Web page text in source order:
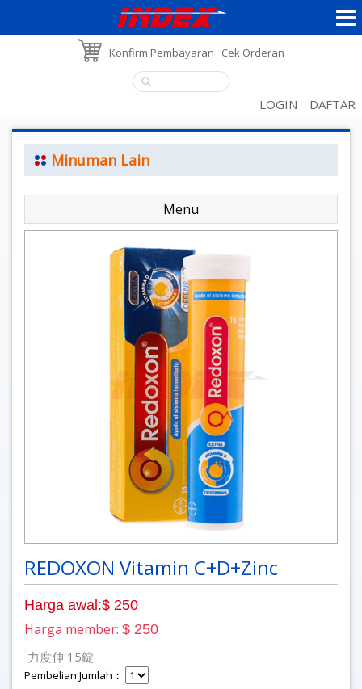
Konfirm Pembayaran Cek Orderan
LOGIN DAFTAR
Minuman Lain
Menu
REDOXON Vitamin C+D+Zinc
Harga awal:$ 250
Harga member: $ 250
力度伸 15錠
Pembelian Jumlah：